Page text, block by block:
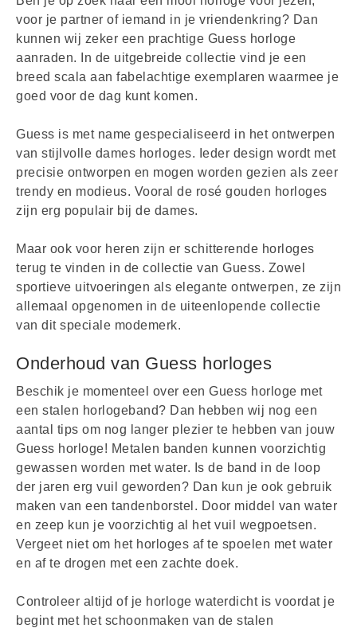
voor je partner of iemand in je vriendenkring? Dan
kunnen wij zeker een prachtige Guess horloge
aanraden. In de uitgebreide collectie vind je een
breed scala aan fabelachtige exemplaren waarmee je
goed voor de dag kunt komen.
Guess is met name gespecialiseerd in het ontwerpen
van stijlvolle dames horloges. Ieder design wordt met
precisie ontworpen en mogen worden gezien als zeer
trendy en modieus. Vooral de rosé gouden horloges
zijn erg populair bij de dames.
Maar ook voor heren zijn er schitterende horloges
terug te vinden in de collectie van Guess. Zowel
sportieve uitvoeringen als elegante ontwerpen, ze zijn
allemaal opgenomen in de uiteenlopende collectie
van dit speciale modemerk.
Onderhoud van Guess horloges
Beschik je momenteel over een Guess horloge met
een stalen horlogeband? Dan hebben wij nog een
aantal tips om nog langer plezier te hebben van jouw
Guess horloge! Metalen banden kunnen voorzichtig
gewassen worden met water. Is de band in de loop
der jaren erg vuil geworden? Dan kun je ook gebruik
maken van een tandenborstel. Door middel van water
en zeep kun je voorzichtig al het vuil wegpoetsen.
Vergeet niet om het horloges af te spoelen met water
en af te drogen met een zachte doek.
Controleer altijd of je horloge waterdicht is voordat je
begint met het schoonmaken van de stalen